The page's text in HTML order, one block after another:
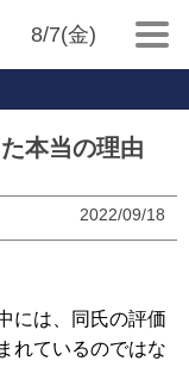
8/7(金)
本当の理由
2022/09/18
には、同氏の評価
れているのではな